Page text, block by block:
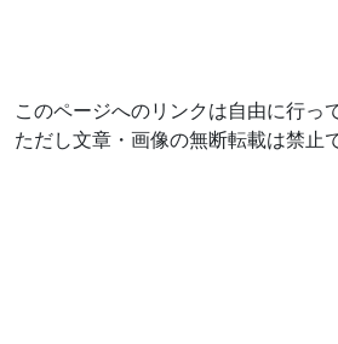
このページへのリンクは自由に行っ
ただし文章・画像の無断転載は禁止で